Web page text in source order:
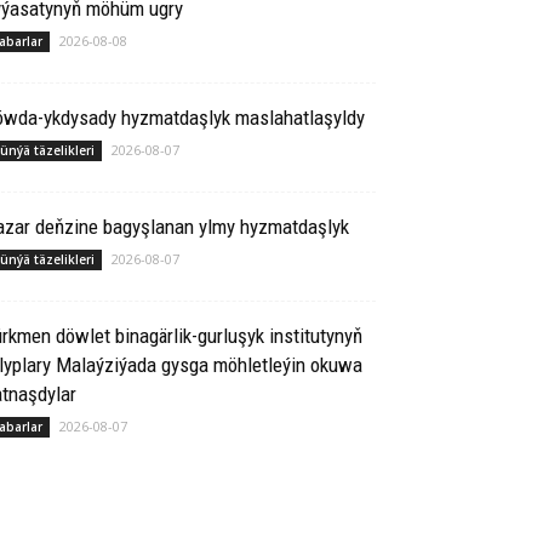
möhüm ugry
2026-08-08
ykdysady hyzmatdaşlyk maslahatlaşyldy
täzelikleri 2026-08-07
deňzine bagyşlanan ylmy hyzmatdaşlyk
täzelikleri 2026-08-07
döwlet binagärlik-gurluşyk institutynyň
Malaýziýada gysga möhletleýin okuwa
2026-08-07